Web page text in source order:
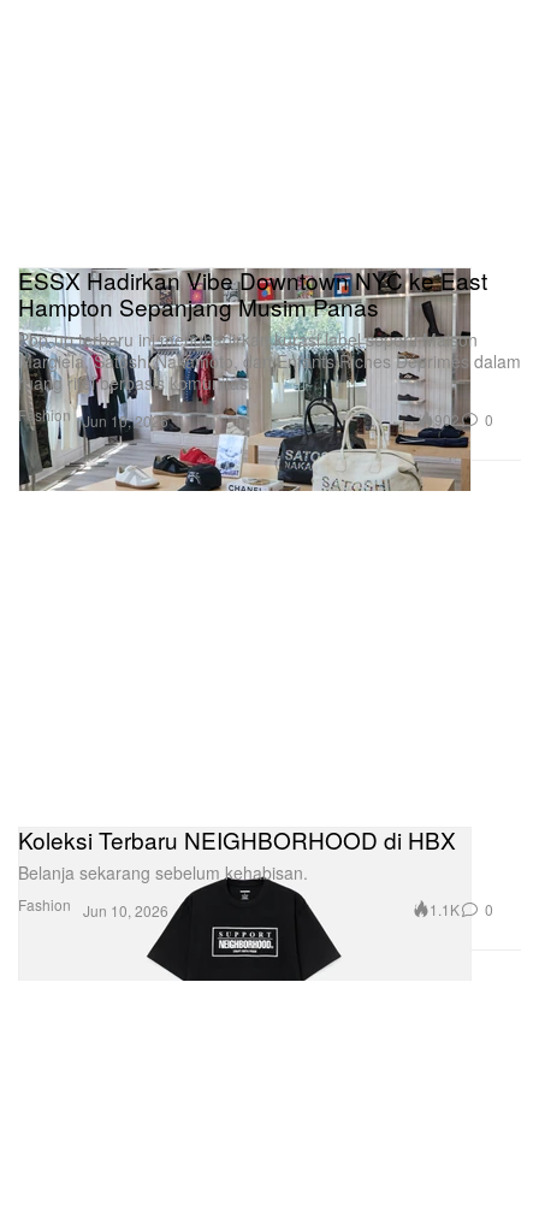
Fashion
ESSX Hadirkan Vibe Downtown NYC ke East
Hampton Sepanjang Musim Panas
Pop-up terbaru ini menghadirkan kurasi label seperti Maison
Margiela, Satoshi Nakamoto, dan Enfants Riches Déprimés dalam
ruang ritel berbasis komunitas.
Jun 10, 2026 902 0
Fashion
Koleksi Terbaru NEIGHBORHOOD di HBX
Belanja sekarang sebelum kehabisan.
Jun 10, 2026 1.1K 0